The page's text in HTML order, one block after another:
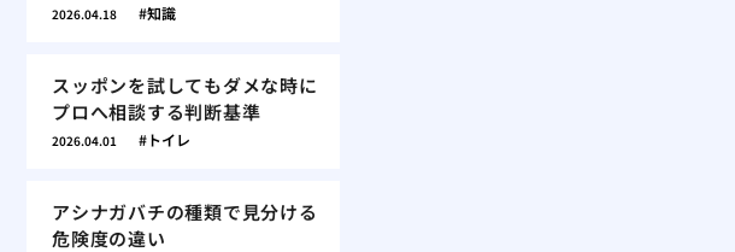
2026.04.18 知識
スッポンを試してもダメな時に
プロへ相談する判断基準
2026.04.01 トイレ
アシナガバチの種類で見分ける
危険度の違い